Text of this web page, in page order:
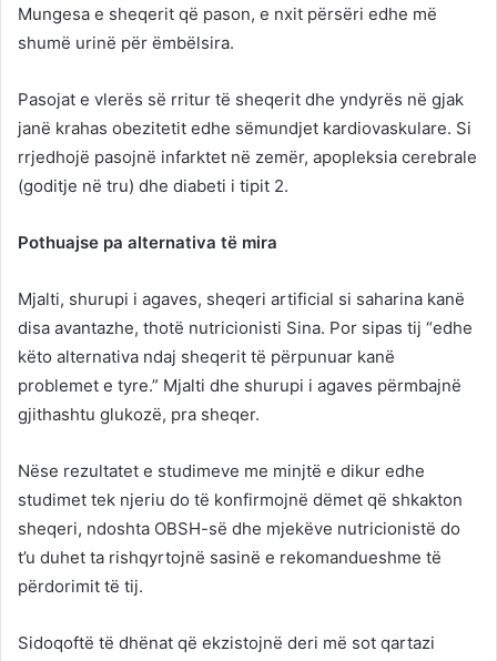
Mungesa e sheqerit që pason, e nxit përsëri edhe më
shumë urinë për ëmbëlsira.
Pasojat e vlerës së rritur të sheqerit dhe yndyrës në gjak
janë krahas obezitetit edhe sëmundjet kardiovaskulare. Si
rrjedhojë pasojnë infarktet në zemër, apopleksia cerebrale
(goditje në tru) dhe diabeti i tipit 2.
Pothuajse pa alternativa të mira
Mjalti, shurupi i agaves, sheqeri artificial si saharina kanë
disa avantazhe, thotë nutricionisti Sina. Por sipas tij “edhe
këto alternativa ndaj sheqerit të përpunuar kanë
problemet e tyre.” Mjalti dhe shurupi i agaves përmbajnë
gjithashtu glukozë, pra sheqer.
Nëse rezultatet e studimeve me minjtë e dikur edhe
studimet tek njeriu do të konfirmojnë dëmet që shkakton
sheqeri, ndoshta OBSH-së dhe mjekëve nutricionistë do
t’u duhet ta rishqyrtojnë sasinë e rekomandueshme të
përdorimit të tij.
Sidoqoftë të dhënat që ekzistojnë deri më sot qartazi